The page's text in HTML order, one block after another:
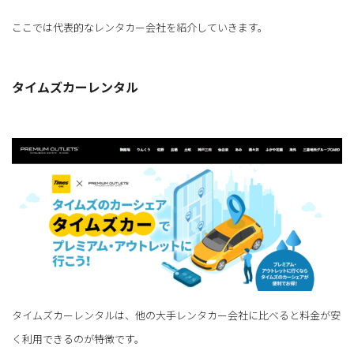
ここでは代表的なレンタカー会社を紹介していきます。
タイムズカーレンタル
タイムズカーレンタルは、他の大手レンタカー会社に比べると料金が安
く利用できるのが特徴です。